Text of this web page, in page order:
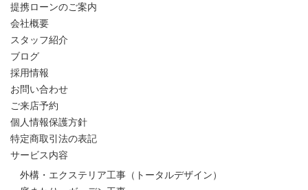
提携ローンのご案内
会社概要
スタッフ紹介
ブログ
採用情報
お問い合わせ
ご来店予約
個人情報保護方針
特定商取引法の表記
サービス内容
外構・エクステリア工事（トータルデザイン）